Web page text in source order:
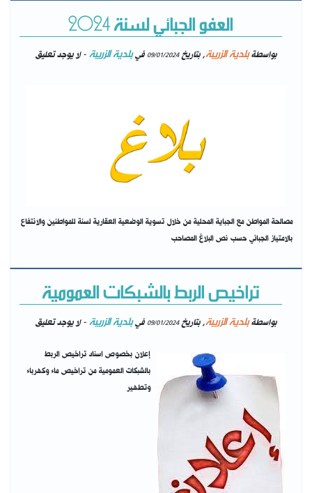
العفو الجبائي لسنة 2024
بواسطةبلدية الزريبة, بتاريخ09/01/2024 فيبلدية الزريبة- لا يوجد تعليق
مصالحة المواطن مع الجباية المحلية من خلال تسوية الوضعية العقارية لسنة للمواطنين والانتفاع
بالامتياز الجبائي حسب نص البلاغ المصاحب
تراخيص الربط بالشبكات العمومية
بواسطةبلدية الزريبة, بتاريخ09/01/2024 فيبلدية الزريبة- لا يوجد تعليق
إعلان بخصوص اسناد تراخيص الربط
بالشبكات العمومية من تراخيص ماء وكهرباء
وتطهير